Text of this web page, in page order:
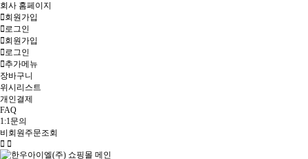
회사 홈페이지
회원가입
로그인
회원가입
로그인
추가메뉴
장바구니
위시리스트
개인결제
FAQ
1:1문의
비회원주문조회
Toggle
navigation